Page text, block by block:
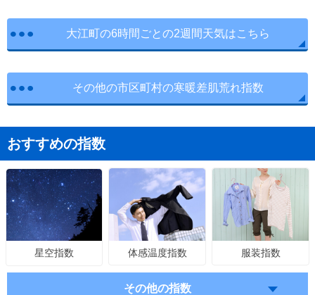
大江町の6時間ごとの2週間天気はこちら
その他の市区町村の寒暖差肌荒れ指数
おすすめの指数
星空指数 体感温度指数 服装指数
その他の指数